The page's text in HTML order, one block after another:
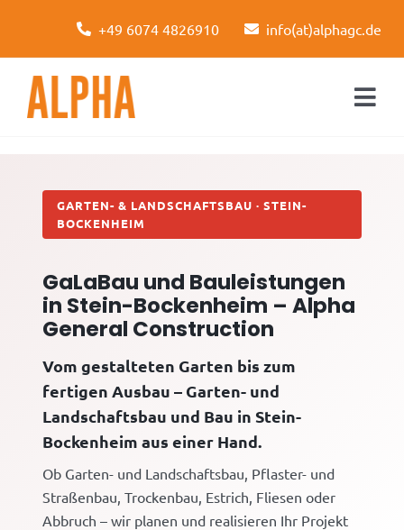
content
+49 6074 4826910 info(at)alphagc.de
Leistungen
Über uns
Kontakt
GARTEN- & LANDSCHAFTSBAU · STEIN-
BOCKENHEIM
GaLaBau und Bauleistungen
in Stein-Bockenheim – Alpha
General Construction
Vom gestalteten Garten bis zum
fertigen Ausbau – Garten- und
Landschaftsbau und Bau in Stein-
Bockenheim aus einer Hand.
Ob Garten- und Landschaftsbau, Pflaster- und
Straßenbau, Trockenbau, Estrich, Fliesen oder
Abbruch – wir planen und realisieren Ihr Projekt